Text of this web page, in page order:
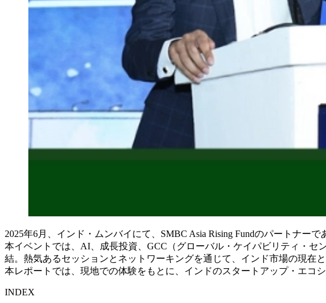
2025年6月、インド・ムンバイにて、SMBC Asia Rising Fundのパートナーで
本イベントでは、 AI 、成長投資、 GCC （グローバル・ケイパビリティ・
結。熱気あるセッションとネットワーキングを通じて、インド市場の現在
本レポートでは、現地での体験をもとに、インドのスタートアップ・エコ
INDEX